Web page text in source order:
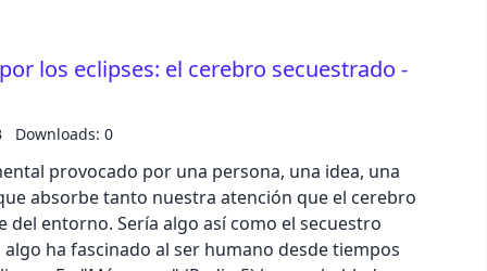
del CSIC, del Instituto de Ciencias Matemáticas
años del LHC para la actualización y
el parto difícil no es exclusivo de los humanos y
canal del parto incluso más estrecho, según
de Londres; de la primera edición de la
Pública para estancias de seis meses en la
los eclipses: el cerebro secuestrado -
Downloads: 0
provocado por una persona, una idea, una
absorbe tanto nuestra atención que el cerebro
entorno. Sería algo así como el secuestro
ha fascinado al ser humano desde tiempos